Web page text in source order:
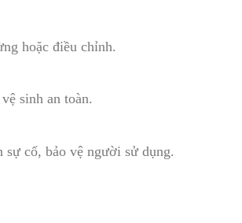
hoặc điều chỉnh.
sinh an toàn.
cố, bảo vệ người sử dụng.